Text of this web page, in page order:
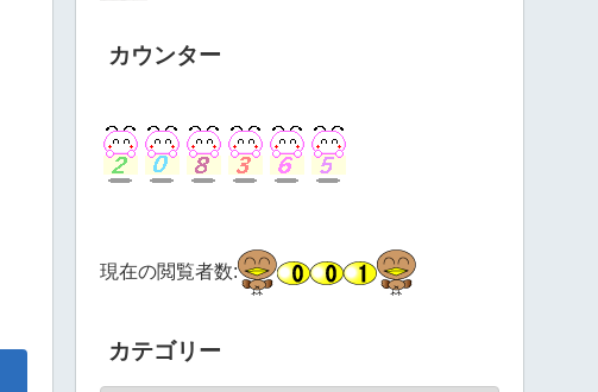
カウンター
現在の閲覧者数:
カテゴリー